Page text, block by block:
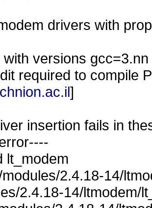
drivers with
with versions
required to compile
]
insertion fails in
lt_modem
2.4.18-14/
2.4.18-14/ltmodem/